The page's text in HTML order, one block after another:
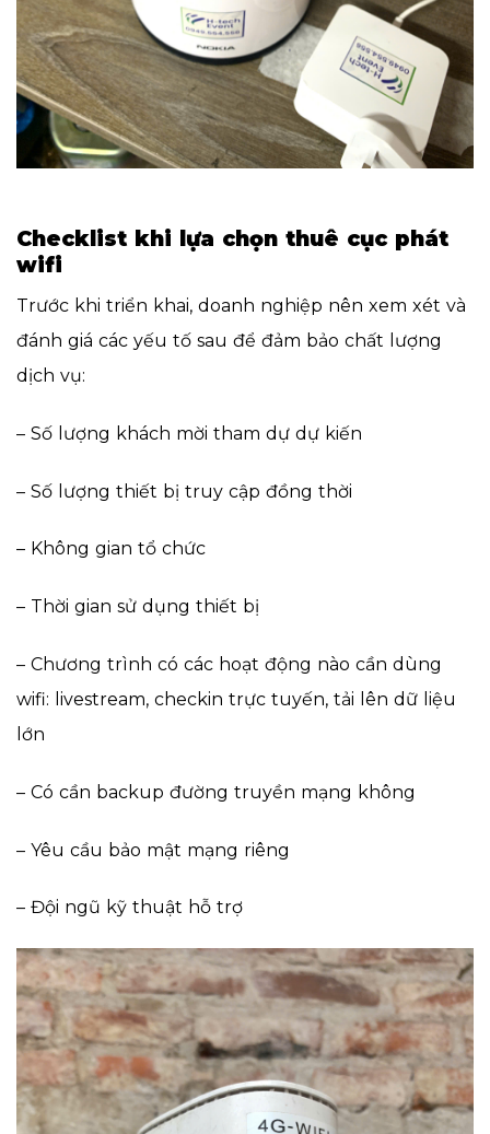
Checklist khi lựa chọn thuê cục phát
wifi
Trước khi triển khai, doanh nghiệp nên xem xét và
đánh giá các yếu tố sau để đảm bảo chất lượng
dịch vụ:
– Số lượng khách mời tham dự dự kiến
– Số lượng thiết bị truy cập đồng thời
– Không gian tổ chức
– Thời gian sử dụng thiết bị
– Chương trình có các hoạt động nào cần dùng
wifi: livestream, checkin trực tuyến, tải lên dữ liệu
lớn
– Có cần backup đường truyền mạng không
– Yêu cầu bảo mật mạng riêng
– Đội ngũ kỹ thuật hỗ trợ